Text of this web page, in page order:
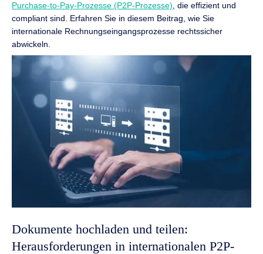
Purchase-to-Pay-Prozesse (P2P-Prozesse) , die effizient und
compliant sind. Erfahren Sie in diesem Beitrag, wie Sie
internationale Rechnungseingangsprozesse rechtssicher
abwickeln.
Dokumente hochladen und teilen:
Herausforderungen in internationalen P2P-